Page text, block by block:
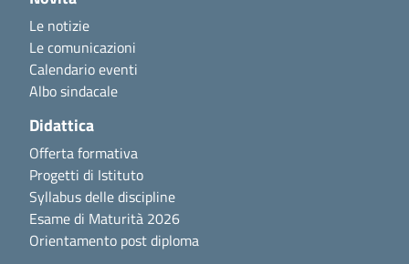
Le notizie
Le comunicazioni
Calendario eventi
Albo sindacale
Didattica
Offerta formativa
Progetti di Istituto
Syllabus delle discipline
Esame di Maturità 2026
Orientamento post diploma